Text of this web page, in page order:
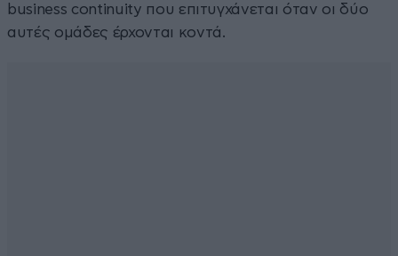
business continuity που επιτυγχάνεται όταν οι δύο
αυτές ομάδες έρχονται κοντά.